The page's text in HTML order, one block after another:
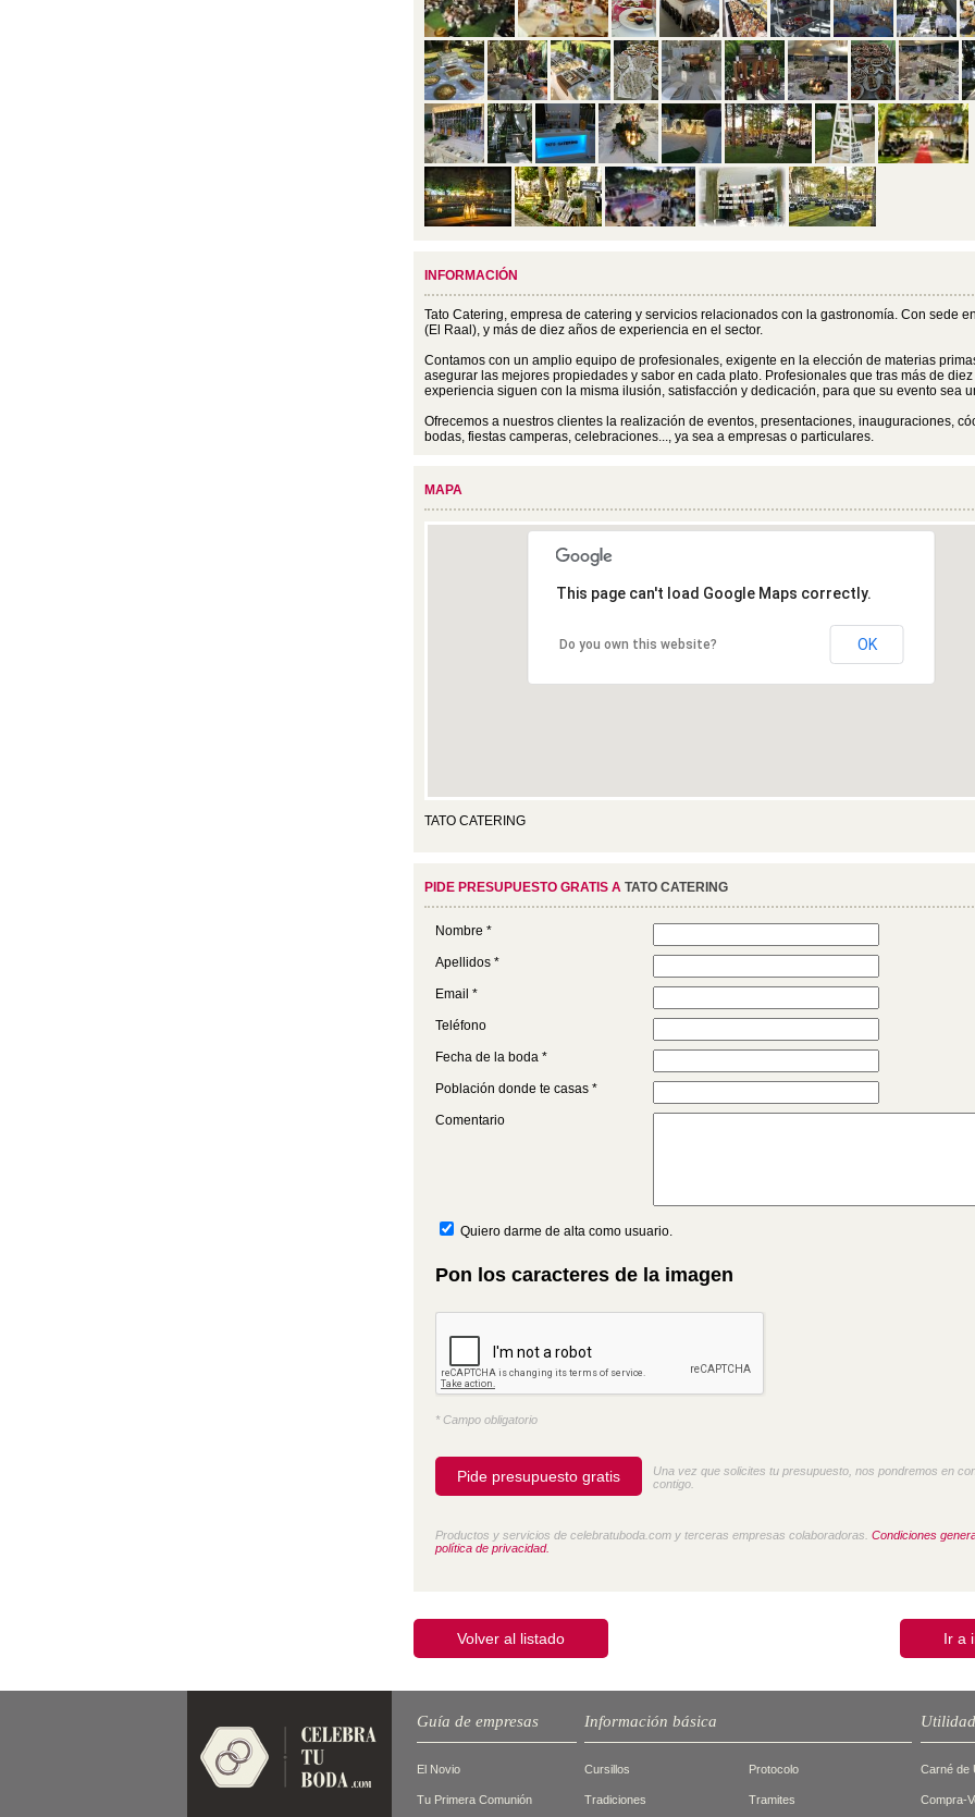
INFORMACIÓN
Tato Catering, empresa de catering y servicios relacionados con la gastronomía. Con sede
(El Raal), y más de diez años de experiencia en el sector.
Contamos con un amplio equipo de profesionales, exigente en la elección de materias
asegurar las mejores propiedades y sabor en cada plato. Profesionales que tras más de
experiencia siguen con la misma ilusión, satisfacción y dedicación, para que su evento sea
Ofrecemos a nuestros clientes la realización de eventos, presentaciones, inauguraciones,
bodas, fiestas camperas, celebraciones..., ya sea a empresas o particulares.
MAPA
This page can't load Google Maps correctly.
Do you own this website? OK
TATO CATERING
PIDE PRESUPUESTO GRATIS ATATO CATERING
Nombre *
Apellidos *
Email *
Teléfono
Fecha de la boda *
Población donde te casas *
Comentario
Quiero darme de alta como usuario.
Pon los caracteres de la imagen
* Campo obligatorio
Una vez que solicites tu presupuesto, nos pondremos en
contigo.
Productos y servicios de celebratuboda.com y terceras empresas colaboradoras.Condiciones
política de privacidad.
Volver al listado Ir a
Guía de empresas
El Novio
Tu Primera Comunión
Información básica
Cursillos Protocolo
Tradiciones Tramites
Carné de
Compra-